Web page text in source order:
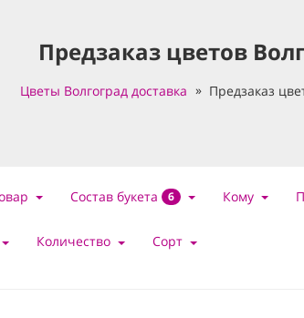
Предзаказ цветов
Цветы Волгоград доставка Предзаказ
Состав букета 6 Кому
Количество Сорт